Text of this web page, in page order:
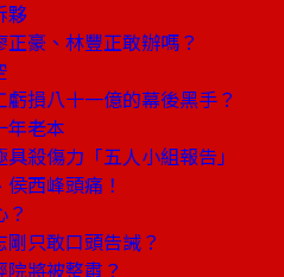
夥
豪、林豐正敢辦嗎？
損八十一億的幕後黑手？
年老本
殺傷力「五人小組報告」
西峰頭痛！
只敢口頭告誡？
院將被整肅？